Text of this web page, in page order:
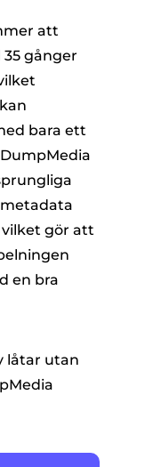
att
gånger
bara ett
gör att
en bra
låtar utan